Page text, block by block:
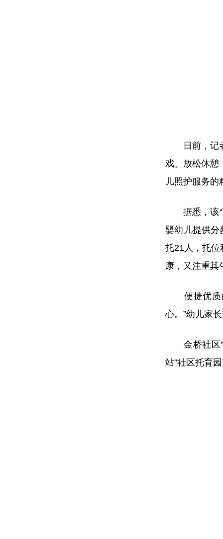
日前，记者
戏、放松休憩
儿照护服务的
据悉，该“
婴幼儿提供分
托21人，托
康，又注重其
便捷优质的
心。”幼儿家
金桥社区“
站”社区托育